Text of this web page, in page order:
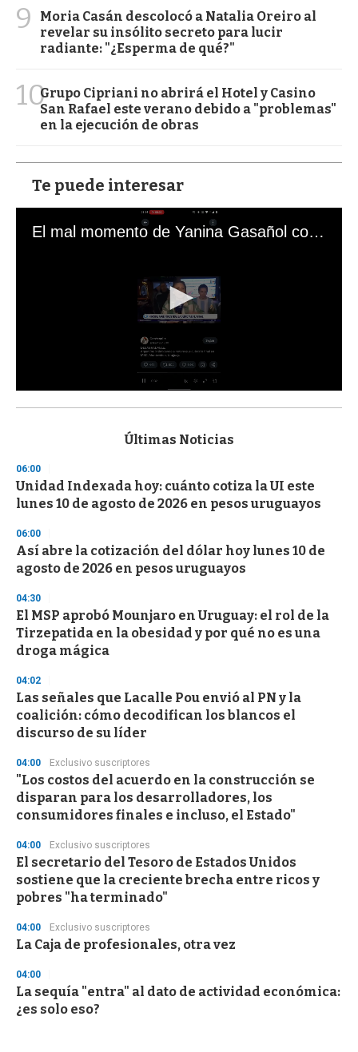
9
Moria Casán descolocó a Natalia Oreiro al
revelar su insólito secreto para lucir
radiante: "¿Esperma de qué?"
10Grupo Cipriani no abrirá el Hotel y Casino
San Rafael este verano debido a "problemas"
en la ejecución de obras
Te puede interesar
El mal momento de Yanina Gasañol con un hincha argentino en "Subrayado"
s
d
s
o
f
3
s
c
n
d
s
Últimas Noticias
06:00
Unidad Indexada hoy: cuánto cotiza la UI este
lunes 10 de agosto de 2026 en pesos uruguayos
06:00
Así abre la cotización del dólar hoy lunes 10 de
agosto de 2026 en pesos uruguayos
04:30
El MSP aprobó Mounjaro en Uruguay: el rol de la
Tirzepatida en la obesidad y por qué no es una
droga mágica
04:02
Las señales que Lacalle Pou envió al PN y la
coalición: cómo decodifican los blancos el
discurso de su líder
04:00 Exclusivo suscriptores
"Los costos del acuerdo en la construcción se
disparan para los desarrolladores, los
consumidores finales e incluso, el Estado"
04:00 Exclusivo suscriptores
El secretario del Tesoro de Estados Unidos
sostiene que la creciente brecha entre ricos y
pobres "ha terminado"
04:00 Exclusivo suscriptores
La Caja de profesionales, otra vez
04:00
La sequía "entra" al dato de actividad económica:
¿es solo eso?